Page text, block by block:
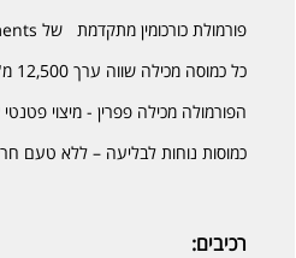
פורמולת כורכומין מתקדמת של Pure Supplements
כל כמוסה מכילה שווה ערך 12,500 מ"ג כורכום!
הפורמולה מכילה פפרין - מיצוי
כמוסות נוחות לבליעה – ללא טעם
רכיבים: